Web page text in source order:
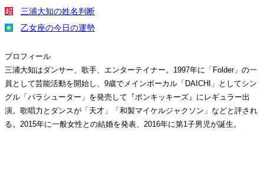
三浦大知の姓名判断
乙女座の今日の運勢
プロフィール
三浦大知はダンサー、歌手、エンターテイナー。1997年に「Folder」の一
員として芸能活動を開始し、9歳でメインボーカル「DAICHI」としてシン
グル「パラシューター」を発売して『ポンキッキーズ』にレギュラー出
演。歌唱力とダンスが「天才」「和製マイケルジャクソン」などと評され
る。2015年に一般女性との結婚を発表、2016年に第1子男児が誕生。